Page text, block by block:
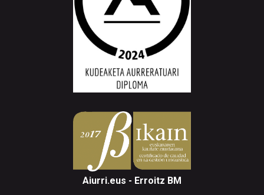
Aiurri.eus - Erroitz BM